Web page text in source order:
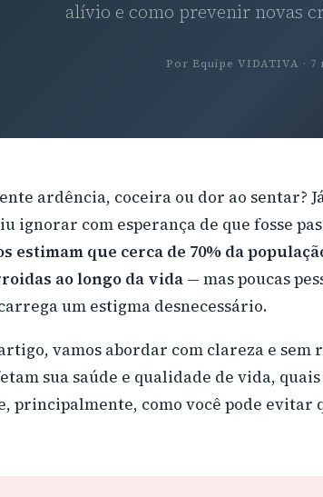
alívio e como prevenir novas
Por Equipe VIDATIVA ·
ardência, coceira ou dor ao sentar?
ignorar com esperança de que fosse
estimam que cerca de 70% da
ao longo da vida — mas poucas
um estigma desnecessário.
vamos abordar com clareza e sem
sua saúde e qualidade de vida,
principalmente, como você pode evitar